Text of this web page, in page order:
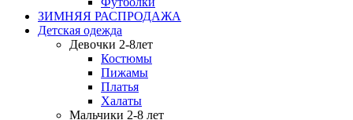
ЗИМНЯЯ РАСПРОДАЖА
Детская одежда
Девочки 2-8лет
Костюмы
Пижамы
Платья
Халаты
Мальчики 2-8 лет